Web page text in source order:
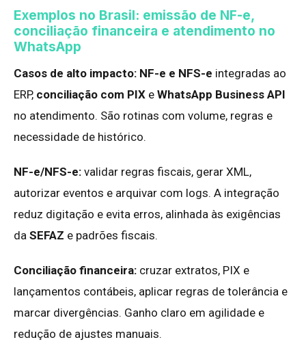
Exemplos no Brasil: emissão de NF-e,
conciliação financeira e atendimento no
WhatsApp
Casos de alto impacto: NF-e e NFS-e integradas ao
ERP, conciliação com PIX e WhatsApp Business API
no atendimento. São rotinas com volume, regras e
necessidade de histórico.
NF-e/NFS-e: validar regras fiscais, gerar XML,
autorizar eventos e arquivar com logs. A integração
reduz digitação e evita erros, alinhada às exigências
da SEFAZ e padrões fiscais.
Conciliação financeira: cruzar extratos, PIX e
lançamentos contábeis, aplicar regras de tolerância e
marcar divergências. Ganho claro em agilidade e
redução de ajustes manuais.